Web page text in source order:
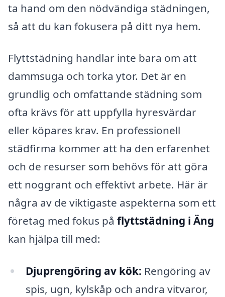
ta hand om den nödvändiga städningen,
så att du kan fokusera på ditt nya hem.
Flyttstädning handlar inte bara om att
dammsuga och torka ytor. Det är en
grundlig och omfattande städning som
ofta krävs för att uppfylla hyresvärdar
eller köpares krav. En professionell
städfirma kommer att ha den erfarenhet
och de resurser som behövs för att göra
ett noggrant och effektivt arbete. Här är
några av de viktigaste aspekterna som ett
företag med fokus på flyttstädning i Äng
kan hjälpa till med:
Djuprengöring av kök: Rengöring av
spis, ugn, kylskåp och andra vitvaror,